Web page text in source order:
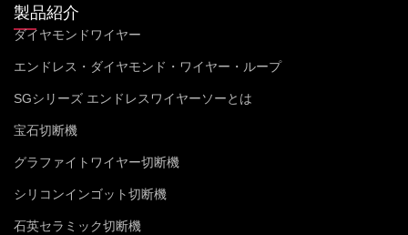
製品紹介
ダイヤモンドワイヤー
エンドレス・ダイヤモンド・ワイヤー・ループ
SGシリーズ エンドレスワイヤーソーとは
宝石切断機
グラファイトワイヤー切断機
シリコンインゴット切断機
石英セラミック切断機